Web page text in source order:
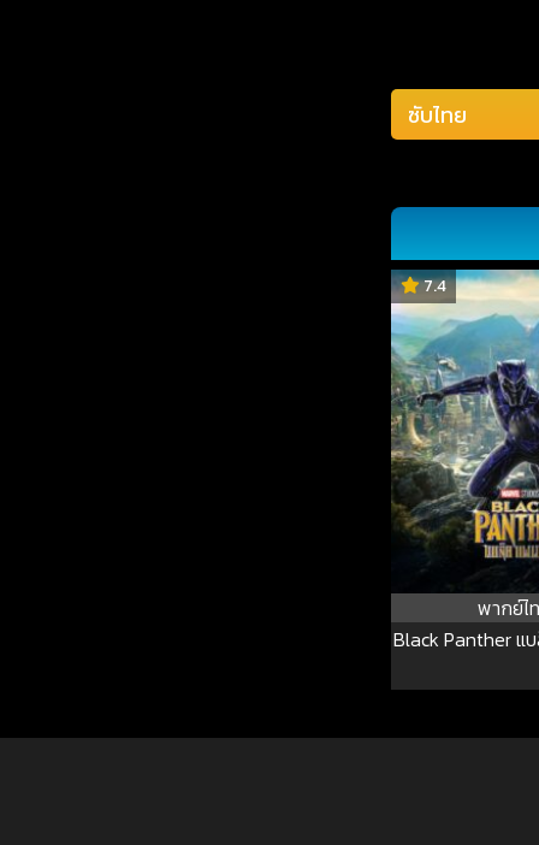
7.4
พากย์ไ
Black Panther แ